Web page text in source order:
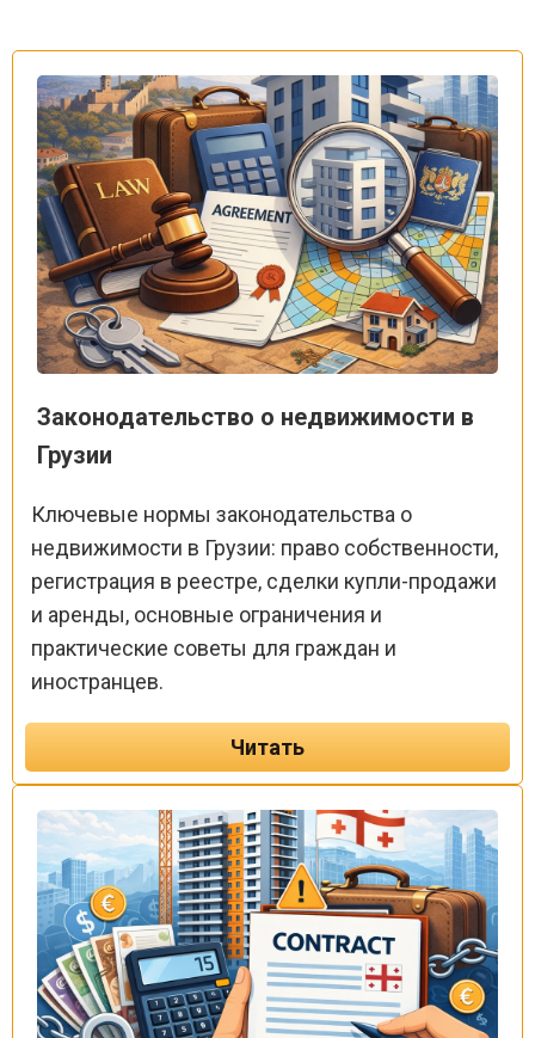
Законодательство о недвижимости в
Грузии
Ключевые нормы законодательства о
недвижимости в Грузии: право собственности,
регистрация в реестре, сделки купли-продажи
и аренды, основные ограничения и
практические советы для граждан и
иностранцев.
Читать